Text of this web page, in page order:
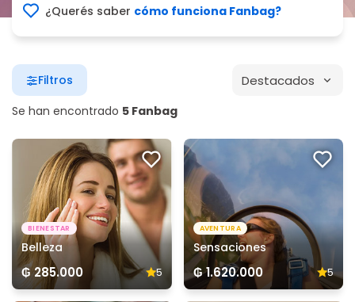
¿Querés saber cómo funciona Fanbag?
Se han encontrado 5 Fanbag
Filtros Destacados
BIENESTAR
Belleza
₲ 285.000 5
AVENTURA
Sensaciones
₲ 1.620.000 5